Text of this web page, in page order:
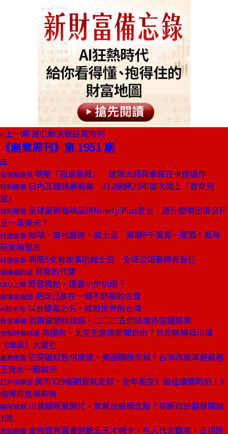
上一期 黃仁勳決戰逆風時刻
《商業周刊》第 1951 期
發現酷建築 朝聖「孤島聖殿」 建築大師貝聿銘在卡達遺作
特別報導 日內瓦鐘錶展揭幕 J12腕錶25年首次換上「香奈兒
藍」
特別報導 全球最貴咖啡品牌Ninety Plus登台 憑什麼喊出每公斤
豆一萬美元？
封面故事 咖啡、當代藝術、威士忌 豪擲6千萬買一瓶酒！風味
玩家陳昱志
封面故事 開瓶5支有故事的威士忌 全球公認最稀有是它
總編輯的話 背叛的代價
CEO上線 既要慎始，還要小步快跑？
商場自慢塾 把自己放在一個不舒服的位置
AI超未來 以台積電之名，成就世界的台灣
費雪專欄 別再留戀科技股，二○二五你該增持這種股票
金融時報精選 為國防、太空生意捨新聞自由？貝佐斯轉挺川讓
《華郵》大變色
產業風雲 它突破紅色供應鏈、美國關稅夾殺！台灣改裝車避震器
王背水一戰啟示
訂戶俱樂部 房市329檔期買氣走弱、全年看空》最佳議價時刻！3
指標抓進場時機
國際焦點 川普關稅幫倒忙，牽累台廠概念股？特斯拉拚翻身關鍵
3問
焦點新聞 金秀賢見面會倒數五天才喊卡，名人代言翻車，五招防